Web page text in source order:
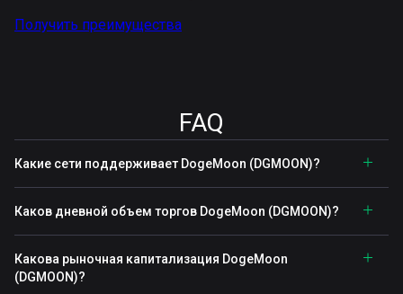
Получить преимущества
FAQ
Какие сети поддерживает DogeMoon (DGMOON)?
Каков дневной объем торгов DogeMoon (DGMOON)?
Какова рыночная капитализация DogeMoon
(DGMOON)?